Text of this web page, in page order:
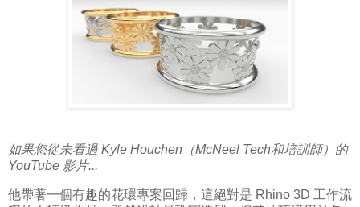
如果您從未看過 Kyle Houchen（McNeel Tech和培訓師）的
YouTube 影片...
他帶著一個有趣的花環專案回歸，這絕對是 Rhino 3D 工作流